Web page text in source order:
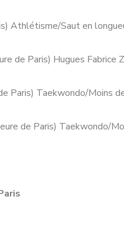
Athlétisme/Saut en
de Paris) Hugues Fabrice
Paris) Taekwondo/Moins
de Paris) Taekwondo/